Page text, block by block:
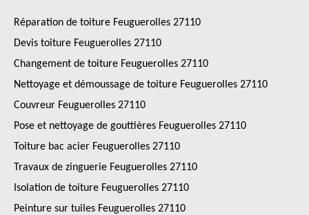
Réparation de toiture Feuguerolles 27110
Devis toiture Feuguerolles 27110
Changement de toiture Feuguerolles 27110
Nettoyage et démoussage de toiture Feuguerolles 27110
Couvreur Feuguerolles 27110
Pose et nettoyage de gouttières Feuguerolles 27110
Toiture bac acier Feuguerolles 27110
Travaux de zinguerie Feuguerolles 27110
Isolation de toiture Feuguerolles 27110
Peinture sur tuiles Feuguerolles 27110